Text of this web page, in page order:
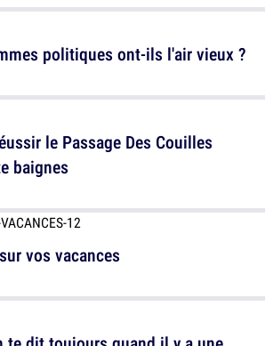
le Passage Des Couilles
baignes
politiques ont-ils l'air vieux ?
vos vacances